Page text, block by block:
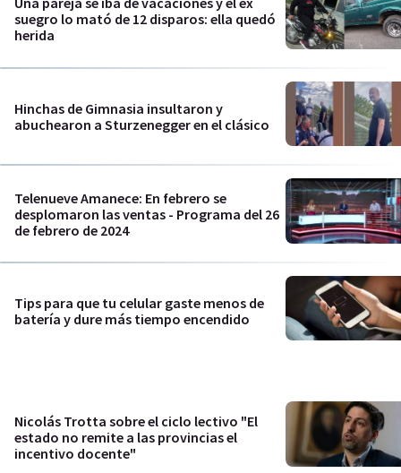
suegro lo mató de 12 disparos: ella quedó
herida
Hinchas de Gimnasia insultaron y
abuchearon a Sturzenegger en el clásico
Telenueve Amanece: En febrero se
desplomaron las ventas - Programa del 26
de febrero de 2024
Tips para que tu celular gaste menos de
batería y dure más tiempo encendido
Nicolás Trotta sobre el ciclo lectivo "El
estado no remite a las provincias el
incentivo docente"